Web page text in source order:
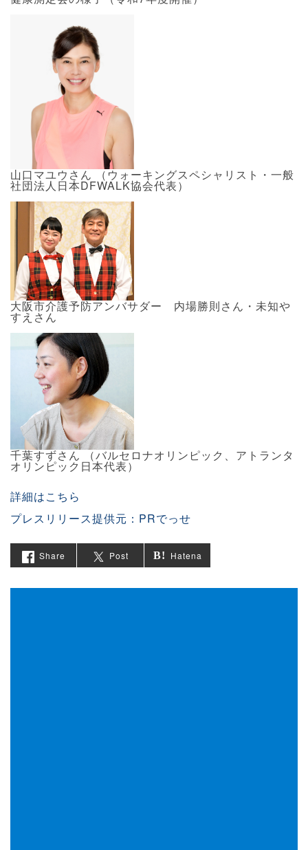
山口マユウさん （ウォーキングスペシャリスト・一般
社団法人日本DFWALK協会代表）
大阪市介護予防アンバサダー 内場勝則さん・未知や
すえさん
千葉すずさん （バルセロナオリンピック、アトランタ
オリンピック日本代表）
詳細はこちら
プレスリリース提供元：PRでっせ
Share Post Hatena